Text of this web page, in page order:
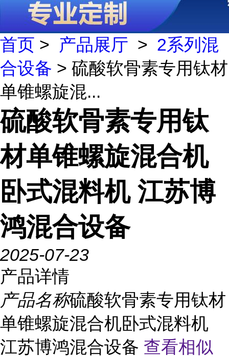
首页 > 产品展厅 > 2系列混
合设备 > 硫酸软骨素专用钛材
单锥螺旋混...
硫酸软骨素专用钛
材单锥螺旋混合机
卧式混料机 江苏博
鸿混合设备
2025-07-23
产品详情
产品名称硫酸软骨素专用钛材
单锥螺旋混合机卧式混料机
江苏博鸿混合设备 查看相似